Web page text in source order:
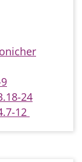
24
12